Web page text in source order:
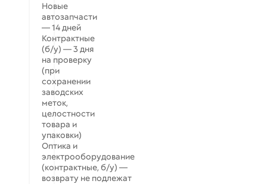
Новые
автозапчасти
— 14 дней
Контрактные
(б/у) — 3 дня
на проверку
(при
сохранении
заводских
меток,
целостности
товара и
упаковки)
Оптика и
электрооборудование
(контрактные, б/у) —
возврату не подлежат